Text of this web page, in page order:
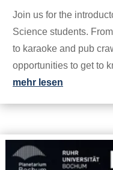
Join us for the
Science students.
to karaoke and pub
opportunities to get to
mehr lesen